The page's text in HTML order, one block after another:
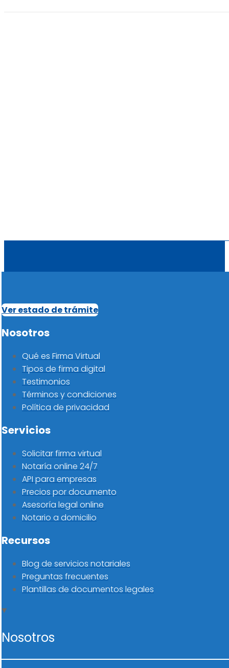
Ver estado de trámite
Nosotros
Qué es Firma Virtual
Tipos de firma digital
Testimonios
Términos y condiciones
Política de privacidad
Servicios
Solicitar firma virtual
Notaría online 24/7
API para empresas
Precios por documento
Asesoría legal online
Notario a domicilio
Recursos
Blog de servicios notariales
Preguntas frecuentes
Plantillas de documentos legales
Nosotros